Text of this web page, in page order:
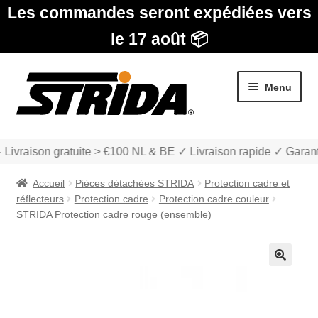
Les commandes seront expédiées vers
le 17 août 📦
Aller
la
Aller
contenu
Menu
gratuite > €100 NL & BE ✓ Livraison rapide ✓
Accueil Pièces détachées STRIDA
Protection cadre et
réflecteurs
Protection cadre
Protection cadre couleur
STRIDA Protection cadre rouge (ensemble)